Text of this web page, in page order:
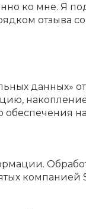
ко мне. Я
отзыва
данных»